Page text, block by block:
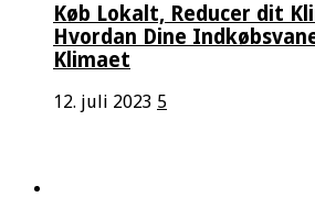
Køb Lokalt, Reducer dit
Hvordan Dine
Klimaet
12. juli 2023 5